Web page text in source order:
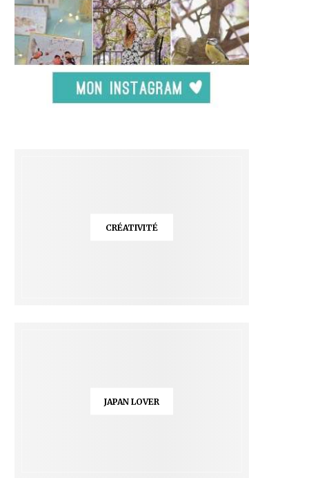
CRÉATIVITÉ
JAPAN LOVER